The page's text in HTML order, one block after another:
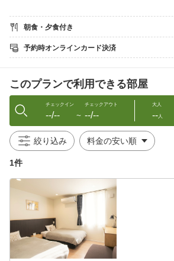
※連泊時にはメイン料理をポークソテーなど
前菜を含め全てのメニューを変更いたし
小学生低学年以下のお子様はチキンソテ
ハンバーグ等のメニューにてお出ししま
．．．．．．．．．．
朝食は自家製パン・サラダ・スープ・ヨー
北海道の素材にこだわった品々をご提供しま
素朴なガーデンを傍らにお愉しみください
※夏季は6:30〜の早朝リクエストに対応可
※宿より徒歩5分圏内にコンビニ・ローソン
＿＿＿＿＿＿＿＿＿＿＿＿＿
【重要】無料送迎の範囲＆依頼方法について
新千歳空港・ノーザンホースパーク・JR植
トヨタレンタカー・オリックスレンタカー周
朝食・夕食付き
予約時オンラインカード決済
このプランで利用できる部屋
チェックイン
--/-- 〜
チェックアウト
--/--
大人
--人
絞り込み
1件